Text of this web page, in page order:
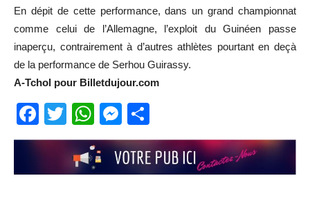
En dépit de cette performance, dans un grand championnat
comme celui de l’Allemagne, l’exploit du Guinéen passe
inaperçu, contrairement à d’autres athlètes pourtant en deçà
de la performance de Serhou Guirassy.
A-Tchol pour Billetdujour.com
Facebook
TwitterWhatsApp
Messenger